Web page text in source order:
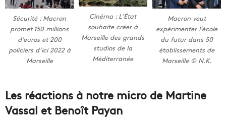
Sécurité : Macron
promet 150 millions
d’euros et 200
policiers d’ici 2022 à
Marseille
Cinéma : L’État
souhaite créer à
Marseille des grands
studios de la
Méditerranée
Macron veut
expérimenter l’école
du futur dans 50
établissements de
Marseille © N.K.
Les réactions à notre micro de Martine
Vassal et Benoît Payan